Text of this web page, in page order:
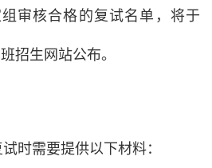
审核合格的复试名单，将于
招生网站公布。
时需要提供以下材料：